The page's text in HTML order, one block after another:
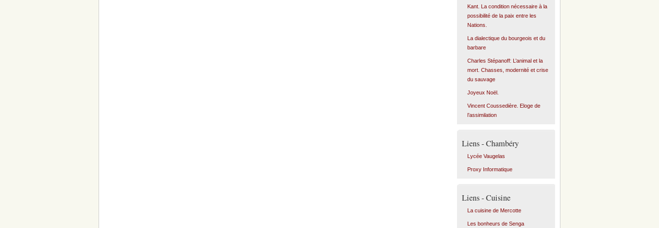
Kant. La condition nécessaire à la
possibilité de la paix entre les
Nations.
La dialectique du bourgeois et du
barbare
Charles Stépanoff: L’animal et la
mort. Chasses, modernité et crise
du sauvage
Joyeux Noël.
Vincent Coussedière. Eloge de
l’assimilation
Liens - Chambéry
Lycée Vaugelas
Proxy Informatique
Liens - Cuisine
La cuisine de Mercotte
Les bonheurs de Senga